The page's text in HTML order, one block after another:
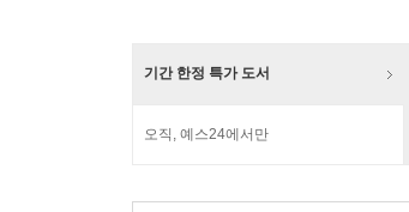
기간 한정 특가 도서
오직, 예스24에서만